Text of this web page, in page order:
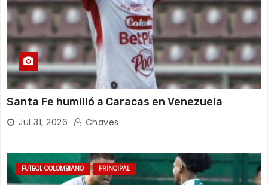
Santa Fe humilló a Caracas en Venezuela
Jul 31, 2026 Chaves
FUTBOL COLOMBIANO PRINCIPAL